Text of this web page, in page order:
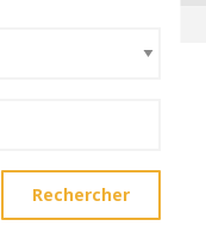
Rechercher